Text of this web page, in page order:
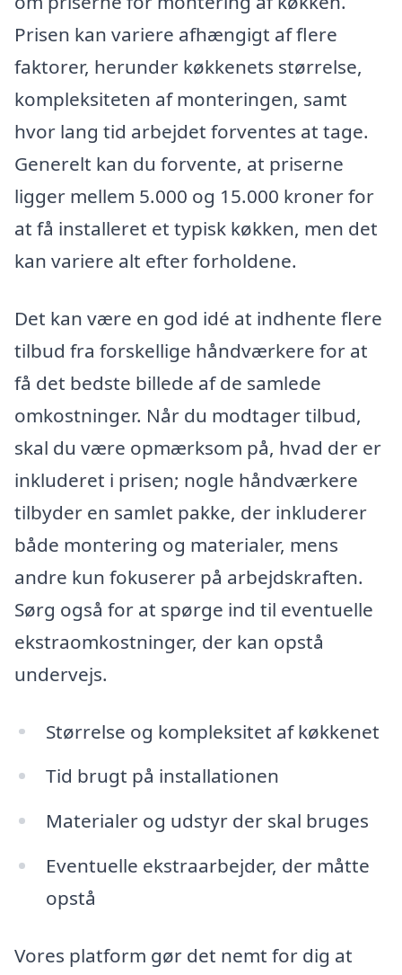
Prisen kan variere afhængigt af flere
faktorer, herunder køkkenets størrelse,
kompleksiteten af monteringen, samt
hvor lang tid arbejdet forventes at tage.
Generelt kan du forvente, at priserne
ligger mellem 5.000 og 15.000 kroner for
at få installeret et typisk køkken, men det
kan variere alt efter forholdene.
Det kan være en god idé at indhente flere
tilbud fra forskellige håndværkere for at
få det bedste billede af de samlede
omkostninger. Når du modtager tilbud,
skal du være opmærksom på, hvad der er
inkluderet i prisen; nogle håndværkere
tilbyder en samlet pakke, der inkluderer
både montering og materialer, mens
andre kun fokuserer på arbejdskraften.
Sørg også for at spørge ind til eventuelle
ekstraomkostninger, der kan opstå
undervejs.
Størrelse og kompleksitet af køkkenet
Tid brugt på installationen
Materialer og udstyr der skal bruges
Eventuelle ekstraarbejder, der måtte
opstå
Vores platform gør det nemt for dig at